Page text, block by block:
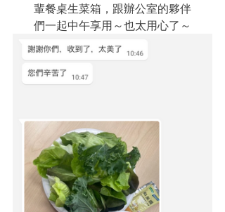
輩餐桌生菜箱，跟辦公室的夥伴
們一起中午享用～也太用心了～